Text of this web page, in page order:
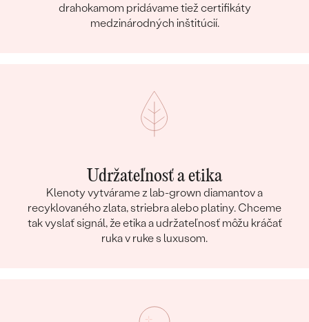
drahokamom pridávame tiež certifikáty
medzinárodných inštitúcií.
Udržateľnosť a etika
Klenoty vytvárame z lab-grown diamantov a
recyklovaného zlata, striebra alebo platiny. Chceme
tak vyslať signál, že etika a udržateľnosť môžu kráčať
ruka v ruke s luxusom.